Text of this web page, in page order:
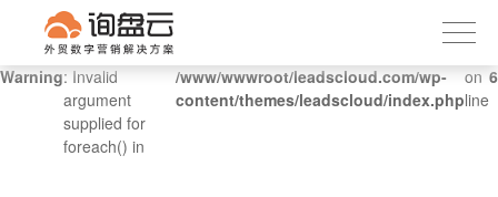
首页
产品服务
客户案例
Warning: Invalid
argument
supplied for
foreach() in
/www/wwwroot/leadscloud.com/wp-
content/themes/leadscloud/index.php
on
line
6
下载APP